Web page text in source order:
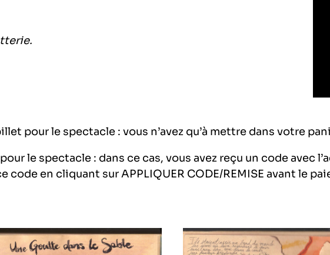
pour le spectacle : vous n’avez qu’à mettre dans votre
le spectacle : dans ce cas, vous avez reçu un code avec
code en cliquant sur APPLIQUER CODE/REMISE avant le